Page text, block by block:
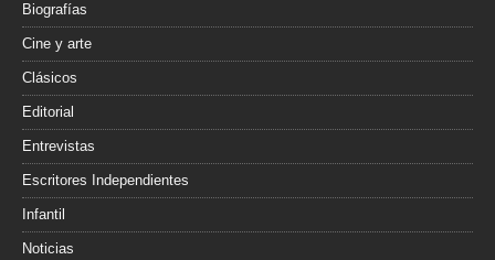
Biografías
Cine y arte
Clásicos
Editorial
Entrevistas
Escritores Independientes
Infantil
Noticias